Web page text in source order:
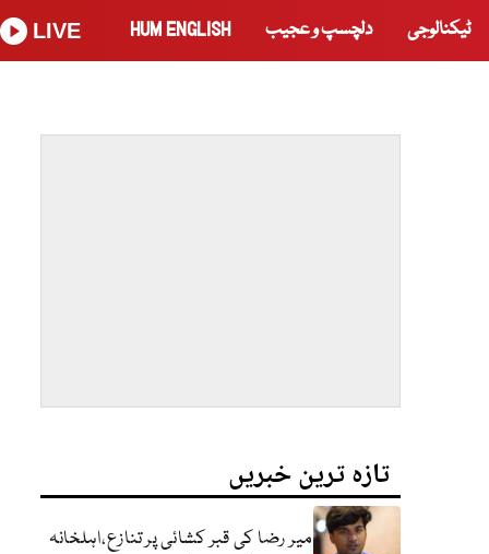
ٹیکنالوجی دلچسپ و عجیب HUM ENGLISH
LIVE
تازہ ترین خبریں
میر رضا کی قبر کشائی پر تنازع،اہلخانہ